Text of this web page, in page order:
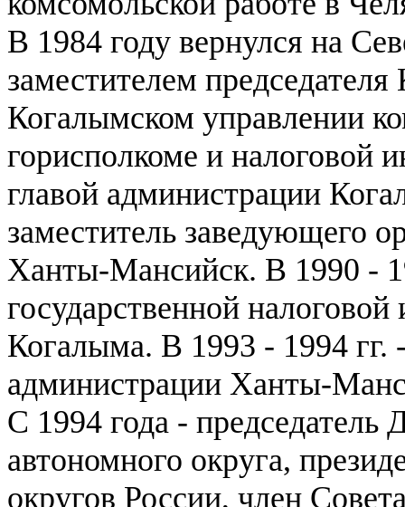
В 1984 году вернулся на
заместителем
Когалымском управлении
горисполкоме и налоговой
главой администрации
заместитель заведующего
Ханты-Мансийск. В 1990 -
государственной
Когалыма. В 1993 - 1994 гг.
администрации Ханты-
С 1994 года -
автономного округа,
округов России, член